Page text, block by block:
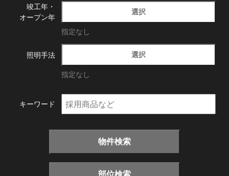
竣工年・
オープン年
選択
指定なし
照明手法 選択
指定なし
キーワード
物件検索